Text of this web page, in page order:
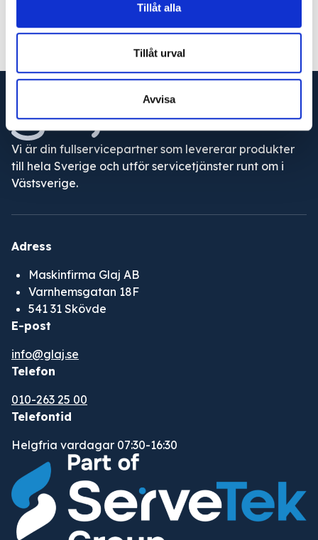
Tillåt alla
Tillåt urval
Avvisa
Vi är din fullservicepartner som levererar produkter
till hela Sverige och utför servicetjänster runt om i
Västsverige.
Adress
Maskinfirma Glaj AB
Varnhemsgatan 18F
541 31 Skövde
E-post
info@glaj.se
Telefon
010-263 25 00
Telefontid
Helgfria vardagar 07:30-16:30